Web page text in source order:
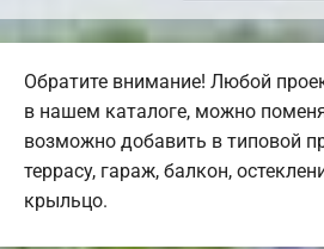
Обратите внимание! Любой
в нашем каталоге, можно
возможно добавить в типовой
террасу, гараж, балкон,
крыльцо.